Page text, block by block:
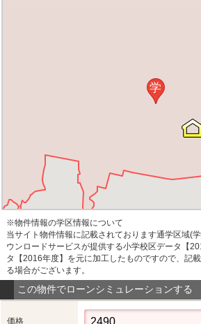
学
※物件情報の学区情報について
当サイト物件情報に記載されております通学区域(
ウンロードサービスが提供する小学校区データ【
タ【2016年度】を元に加工したものですので、記
る場合がございます。
この物件でローンシミュレーションする
価格